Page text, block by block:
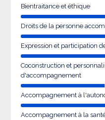
Bientraitance et éthique
Droits de la personne
Expression et participation
Coconstruction et
d'accompagnement
Accompagnement à
Accompagnement à la